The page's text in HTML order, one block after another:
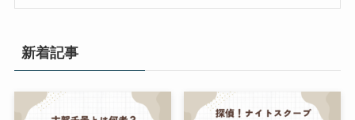
新着記事